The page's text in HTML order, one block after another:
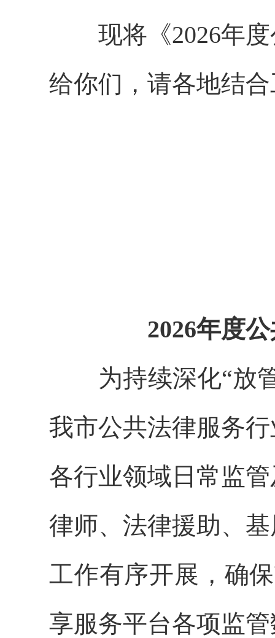
现将《2026年度
给你们， 请各地结合
2026年度
为持续深化“放
我市公共法律服务
各行业领域日常监
律师、法律援助、
工作有序开展 ， 确保
享服务平台各项监